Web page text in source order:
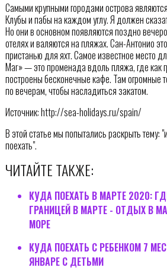
Самыми крупными городами острова
Клубы и пабы на каждом углу. Я должен
Но они в основном появляются поздно
отелях и валяются на пляжах. Сан-Антонио
пристанью для яхт. Самое известное место
Mar» — это променада вдоль пляжа, где как
построены бесконечные кафе. Там огромные
по вечерам, чтобы насладиться закатом.
Источник: http://sea-holidays.ru/spain/
В этой статье мы попытались раскрыть тему:
поехать".
ЧИТАЙТЕ ТАКЖЕ:
КУДА ПОЕХАТЬ В МАРТЕ 2020:
ГРАНИЦЕЙ В МАРТЕ - ОТДЫХ В
МОРЕ
КУДА ПОЕХАТЬ С РЕБЕНКОМ 7
ЯНВАРЕ С ДЕТЬМИ